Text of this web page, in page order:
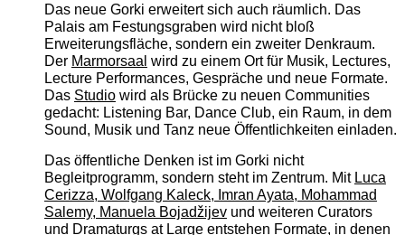
Das neue Gorki erweitert sich auch räumlich. Das
Palais am Festungsgraben wird nicht bloß
Erweiterungsfläche, sondern ein zweiter Denkraum.
Der Marmorsaal wird zu einem Ort für Musik, Lectures,
Lecture Performances, Gespräche und neue Formate.
Das Studiowird als Brücke zu neuen Communities
gedacht: Listening Bar, Dance Club, ein Raum, in dem
Sound, Musik und Tanz neue Öffentlichkeiten einladen.
Das öffentliche Denken ist im Gorki nicht
Begleitprogramm, sondern steht im Zentrum. Mit Luca
Cerizza, Wolfgang Kaleck, Imran Ayata, Mohammad
Salemy, Manuela Bojadžijevund weiteren Curators
und Dramaturgs at Large entstehen Formate, in denen